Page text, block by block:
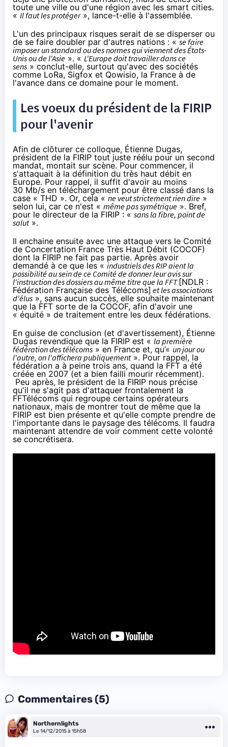
toute une ville ou d'une région avec les smart cities.
« Il faut les protéger», lance-t-elle à l'assemblée.
L'un des principaux risques serait de se disperser ou
de se faire doubler par d'autres nations : «se faire
imposer un standard ou des normes qui viennent des États-
Unis ou de l'Asie ». « L'Europe doit travailler dans ce
sens » conclut-elle, surtout qu'avec des sociétés
comme LoRa, Sigfox et Qowisio, la France à de
l'avance dans ce domaine pour le moment.
Les voeux du président de la FIRIP
pour l'avenir
Afin de clôturer ce colloque, Étienne Dugas,
président de la FIRIP tout juste réélu pour un second
mandat, montait sur scène. Pour commencer, il
s'attaquait à la définition du très haut débit en
Europe. Pour rappel, il suffit d'avoir au moins
30 Mb/s en téléchargement pour être classé dans la
case « THD ». Or, cela « ne veut strictement rien dire »
selon lui, car ce n'est « même pas symétrique ». Bref,
pour le directeur de la FIRIP : « sansla fibre, point de
salut».
Il enchaine ensuite avec une attaque vers le Comité
de Concertation France Très Haut Débit (COCOF)
dont la FIRIP ne fait pas partie. Après avoir
demandé à ce que les « industriels des RIP aient la
possibilité au sein de ce Comité de donner leur avis sur
l'instruction des dossiers au même titre que la FFT[NDLR :
Fédération Française des Télécoms] et les associations
d'élus », sans aucun succès, elle souhaite maintenant
que la FFT sorte de la COCOF, afin d'avoir une
« équité » de traitement entre les deux fédérations.
En guise de conclusion (et d'avertissement), Étienne
Dugas revendique que la FIRIP est « la première
fédération des télécoms » en France et, qu’« un jour ou
l'autre, on l'affichera publiquement». Pour rappel, la
fédération a à peine trois ans, quand la FFT a été
créée en 2007 (et a bien failli mourir récemment).
Peu après, le président de la FIRIP nous précise
qu'il ne s'agit pas d'attaquer frontalement la
FFTélécoms qui regroupe certains opérateurs
nationaux, mais de montrer tout de même que la
FIRIP est bien présente et qu'elle compte prendre de
l'importante dans le paysage des télécoms. Il faudra
maintenant attendre de voir comment cette volonté
se concrétisera.
Commentaires (5)
Northernlights
Le 14/12/2015 à 15h58